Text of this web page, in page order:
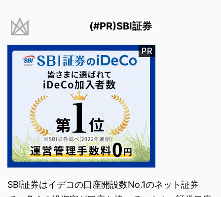
(#PR)SBI証券
SBI証券はイデコの口座開設数No.1のネット証券